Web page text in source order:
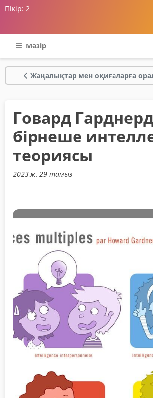
Пікір: 2
Мәзір
Жаңалықтар мен оқиғаларға
Говард
бірнеше
теориясы
2023 ж. 29 тамыз